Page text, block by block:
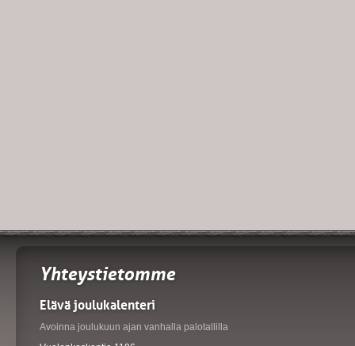
Yhteystietomme
Elävä joulukalenteri
Avoinna joulukuun ajan vanhalla palotallilla